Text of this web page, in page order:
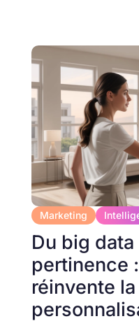
Marketing
Du big data
pertinence
réinvente la